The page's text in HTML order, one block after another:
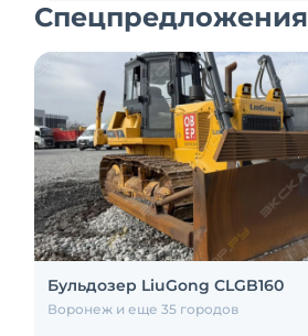
Спецпредложения
Бульдозер LiuGong CLGB160
Воронеж и еще 35 городов